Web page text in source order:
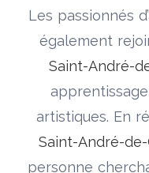
Les passionnés
également
Saint-André-
artistiques. En
Saint-André-
personne